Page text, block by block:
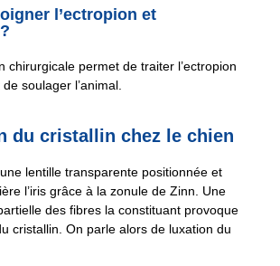
l’ectropion et
chirurgicale permet de traiter l’ectropion
soulager l’animal.
du cristallin chez le chien
lentille transparente positionnée et
l’iris grâce à la zonule de Zinn. Une
des fibres la constituant provoque
cristallin. On parle alors de luxation du